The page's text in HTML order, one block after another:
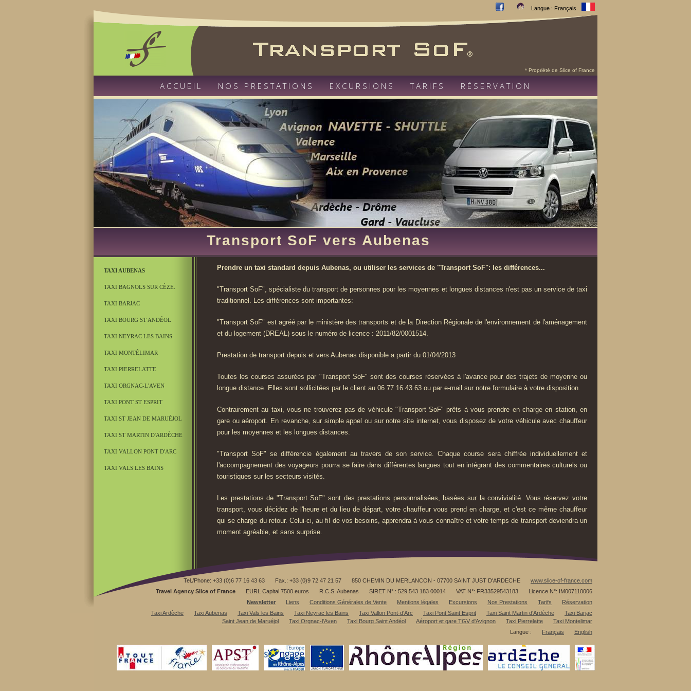
* Propriété de Slice of France
Langue : Français
ACCUEIL NOS PRESTATIONS EXCURSIONS TARIFS RÉSERVATION
Transport SoF vers Aubenas
TAXI AUBENAS
TAXI BAGNOLS SUR CÈZE.
TAXI BARJAC
TAXI BOURG ST ANDÉOL
TAXI NEYRAC LES BAINS
TAXI MONTÉLIMAR
TAXI PIERRELATTE
TAXI ORGNAC-L'AVEN
TAXI PONT ST ESPRIT
TAXI ST JEAN DE MARUÉJOL
TAXI ST MARTIN D'ARDÈCHE
TAXI VALLON PONT D'ARC
TAXI VALS LES BAINS
Prendre un taxi standard depuis Aubenas, ou utiliser les services de "Transport SoF": les différences...
"Transport SoF", spécialiste du transport de personnes pour les moyennes et longues distances n'est pas un service de taxi
traditionnel. Les différences sont importantes:
"Transport SoF" est agréé par le ministère des transports et de la Direction Régionale de l'environnement de l'aménagement
et du logement (DREAL) sous le numéro de licence : 2011/82/0001514.
Prestation de transport depuis et vers Aubenas disponible a partir du 01/04/2013
Toutes les courses assurées par "Transport SoF" sont des courses réservées à l'avance pour des trajets de moyenne ou
longue distance. Elles sont sollicitées par le client au 06 77 16 43 63 ou par e-mail sur notre formulaire à votre disposition.
Contrairement au taxi, vous ne trouverez pas de véhicule "Transport SoF" prêts à vous prendre en charge en station, en
gare ou aéroport. En revanche, sur simple appel ou sur notre site internet, vous disposez de votre véhicule avec chauffeur
pour les moyennes et les longues distances.
"Transport SoF" se différencie également au travers de son service. Chaque course sera chiffrée individuellement et
l'accompagnement des voyageurs pourra se faire dans différentes langues tout en intégrant des commentaires culturels ou
touristiques sur les secteurs visités.
Les prestations de "Transport SoF" sont des prestations personnalisées, basées sur la convivialité. Vous réservez votre
transport, vous décidez de l'heure et du lieu de départ, votre chauffeur vous prend en charge, et c'est ce même chauffeur
qui se charge du retour. Celui-ci, au fil de vos besoins, apprendra à vous connaître et votre temps de transport deviendra un
moment agréable, et sans surprise.
Tel./Phone: +33 (0)6 77 16 43 63 Fax.: +33 (0)9 72 47 21 57 850 CHEMIN DU MERLANCON - 07700 SAINT JUST D'ARDECHE
www.slice-of-france.com
Travel Agency Slice of France
EURL Capital 7500 euros R.C.S. Aubenas SIRET N° : 529 543 183 00014 VAT N°: FR33529543183
Licence N°: IM007110006
Newsletter
Liens Conditions Générales de Vente Mentions légales Excursions Nos Prestations Tarifs
Réservation
Taxi Ardèche
Taxi Aubenas Taxi Vals les Bains Taxi Neyrac les Bains Taxi Vallon Pont-d'Arc Taxi Pont Saint Esprit Taxi Saint Martin d'Ardèche
Taxi Barjac
Saint Jean de Maruéjol
Taxi Orgnac-l'Aven Taxi Bourg Saint Andéol Aéroport et gare TGV d'Avignon Taxi Pierrelatte
Taxi Montelimar
Langue :
Français English